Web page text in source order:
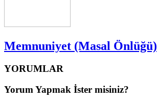
Memnuniyet (Masal Önlüğü)
YORUMLAR
Yorum Yapmak İster misiniz?